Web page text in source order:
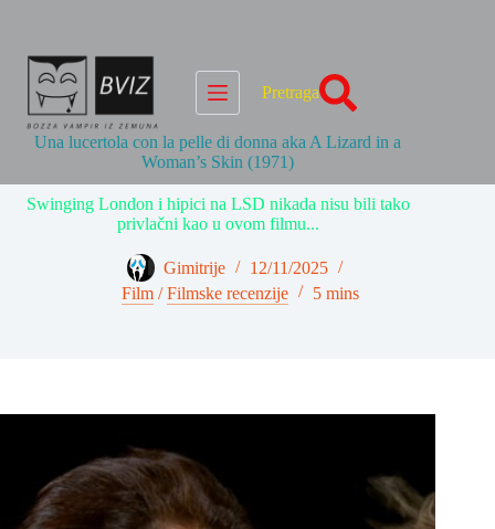
Pretraga
Una lucertola con la pelle di donna aka A Lizard in a
Woman’s Skin (1971)
Swinging London i hipici na LSD nikada nisu bili tako
privlačni kao u ovom filmu...
Gimitrije
12/11/2025
Film/Filmske recenzije 5 mins